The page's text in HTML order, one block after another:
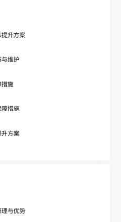
升方案
维护
措施
措施
方案
与优势